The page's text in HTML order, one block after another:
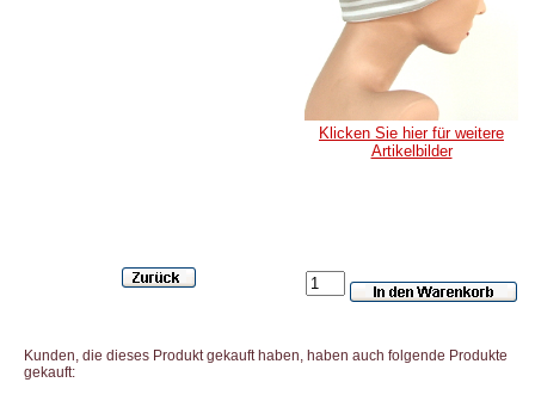
Klicken Sie hier für weitere
Artikelbilder
Kunden, die dieses Produkt gekauft haben, haben auch folgende Produkte
gekauft: